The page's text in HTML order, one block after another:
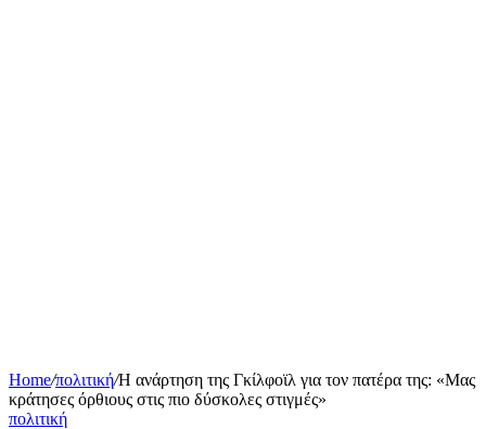
Home/πολιτική/Η ανάρτηση της Γκίλφοϊλ για τον πατέρα της: «Μας
κράτησες όρθιους στις πιο δύσκολες στιγμές»
πολιτική